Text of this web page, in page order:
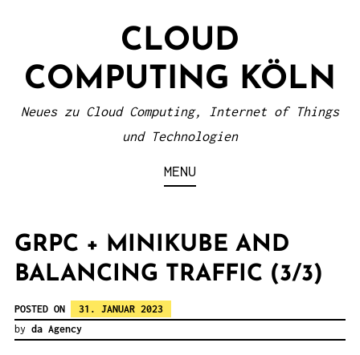
CLOUD
COMPUTING KÖLN
Neues zu Cloud Computing, Internet of Things
und Technologien
MENU
GRPC + MINIKUBE AND
BALANCING TRAFFIC (3/3)
POSTED ON
31. JANUAR 2023
by da Agency